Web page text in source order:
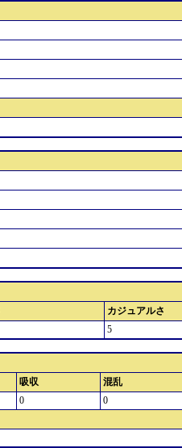
カジュアルさ
5
吸収 混乱
0 0